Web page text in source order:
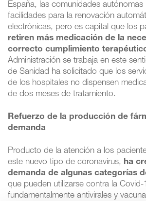
España, las comunidades autónomas
facilidades para la renovación
electrónicas, pero es capital que los
retiren más medicación de la
correcto cumplimiento
Administración se trabaja en este
de Sanidad ha solicitado que los
de los hospitales no dispensen
de dos meses de tratamiento.
Refuerzo de la producción de
demanda
Producto de la atención a los
este nuevo tipo de coronavirus, ha
demanda de algunas categorías
que pueden utilizarse contra la Covid-
fundamentalmente antivirales y